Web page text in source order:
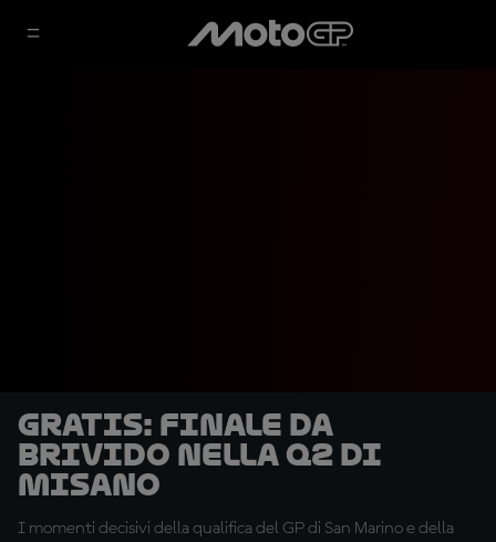
GRATIS: finale da
brivido nella Q2 di
Misano
I momenti decisivi della qualifica del GP di San Marino e della